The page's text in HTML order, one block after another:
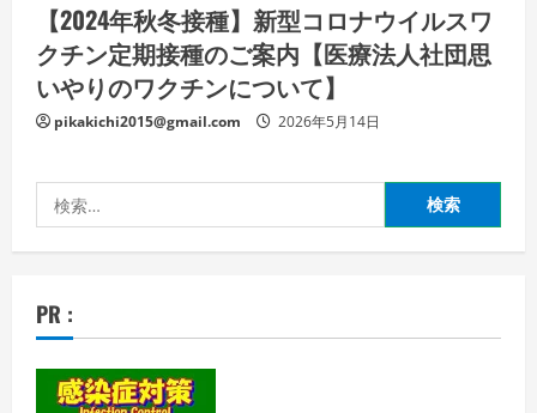
【2024年秋冬接種】新型コロナウイルスワ
クチン定期接種のご案内【医療法人社団思
いやりのワクチンについて】
pikakichi2015@gmail.com 2026年5月14日
索:
PR :